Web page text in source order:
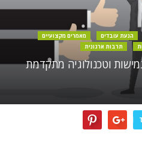
הנעת עובדים
מאמרים מקצועיים
תרבות ארגונית
וטכנולוגיה מתקדמת